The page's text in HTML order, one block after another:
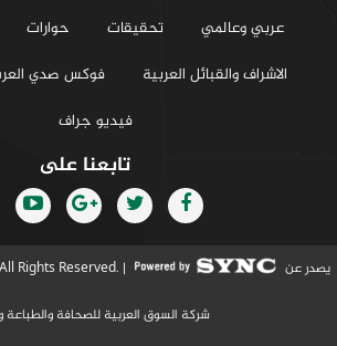
عربي وعالمي
تحقيقات حوارات
الاشراف والقبائل العربية
فوكس صدي
فيديو جراف
تابعنا على
Rights Reserved. | يصدر عن
شركة السوق العربية للصحافة والطباعة